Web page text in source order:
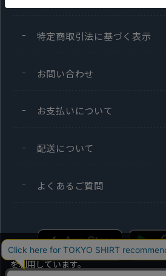
特定商取引法に基づく表示
お問い合わせ
お支払いについて
配送について
よくあるご質問
当社のウェブサイトでは、お客様の利
を利用しています。